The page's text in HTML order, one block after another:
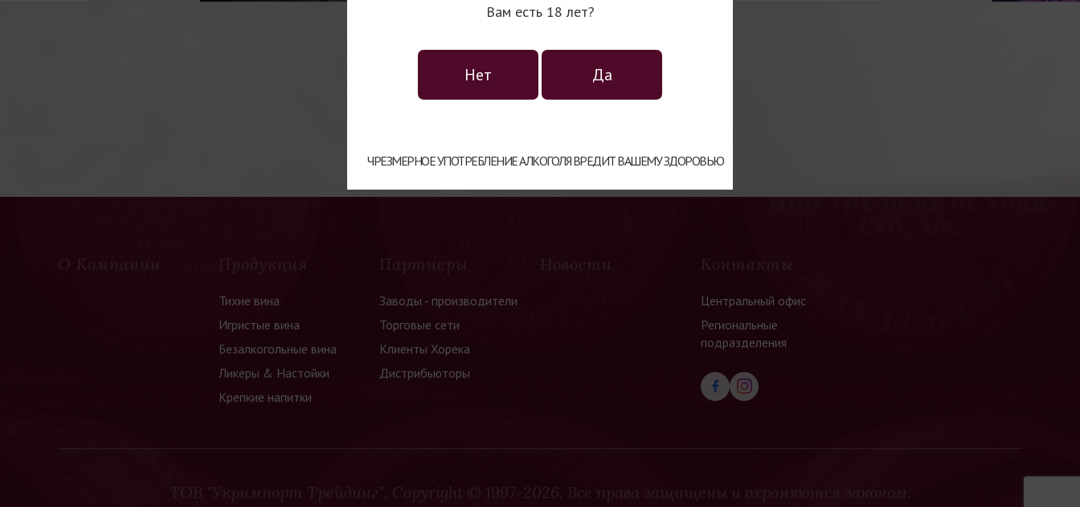
Вам есть 18 лет?
Нет Да
ЧРЕЗМЕРНОЕ УПОТРЕБЛЕНИЕ АЛКОГОЛЯ ВРЕДИТ ВАШЕМУ ЗДОРОВЬЮ
История семьи Равентос берет начало с далекого 1497
недвижимость, которая затем на протяжении многих веков
передается из поколения в поколение, каждое из которых
Сегодня же во владении Raventos i Blanc, которым сейчас
руководят Мануэль Равентос и его сын Пепе, находится
изготовлении вин высочайшего качества испанского
О Компании Продукция
Тихие вина
Игристые вина
Безалкогольные вина
Ликеры & Настойки
Крепкие напитки
Партнеры
Заводы - производители
Торговые сети
Клиенты Хорека
Дистрибьюторы
Новости Контакты
Центральный офис
Региональные
подразделения
ТОВ "Укримпорт Трейдинг", Copyright © 1997-2026. Все права защищены и охраняются законом.